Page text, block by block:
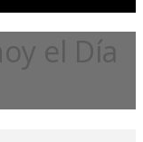
el Día